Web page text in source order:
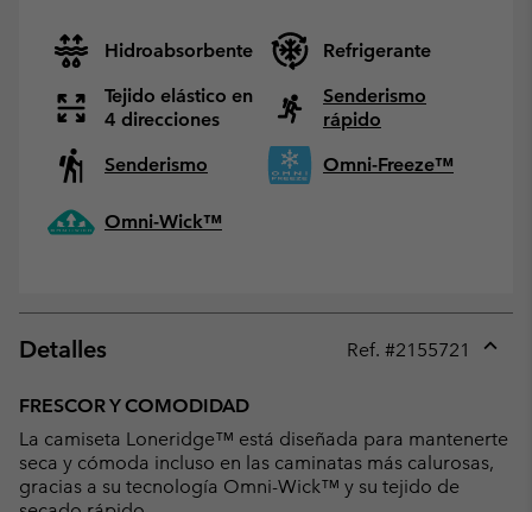
Hidroabsorbente
Refrigerante
Tejido elástico en
4 direcciones
Senderismo
rápido
Senderismo
Omni-Freeze™
Omni-Wick™
Detalles Ref. #2155721
FRESCOR Y COMODIDAD
La camiseta Loneridge™ está diseñada para mantenerte
seca y cómoda incluso en las caminatas más calurosas,
gracias a su tecnología Omni-Wick™ y su tejido de